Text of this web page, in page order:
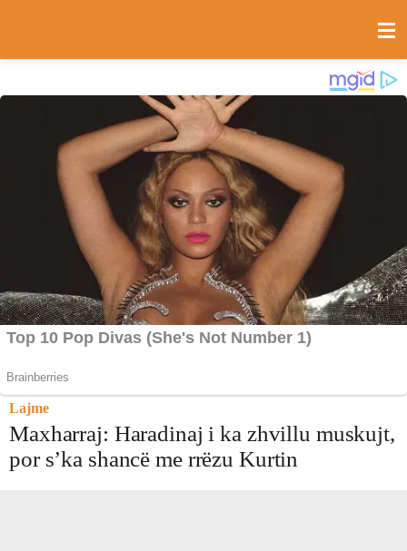
Lajme
Maxharraj: Haradinaj i ka zhvillu muskujt,
por s’ka shancë me rrëzu Kurtin